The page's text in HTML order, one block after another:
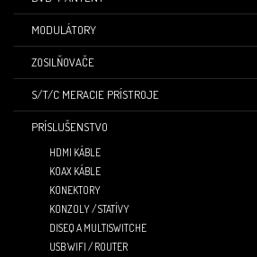
MODULÁTORY
ZOSILŇOVAČE
S/T/C MERACIE PRÍSTROJE
PRÍSLUŠENSTVO
HDMI KÁBLE
KOAX KÁBLE
KONEKTORY
KONZOLY / STATÍVY
DISEQ A MULTISWITCHE
USB WIFI / ROUTER